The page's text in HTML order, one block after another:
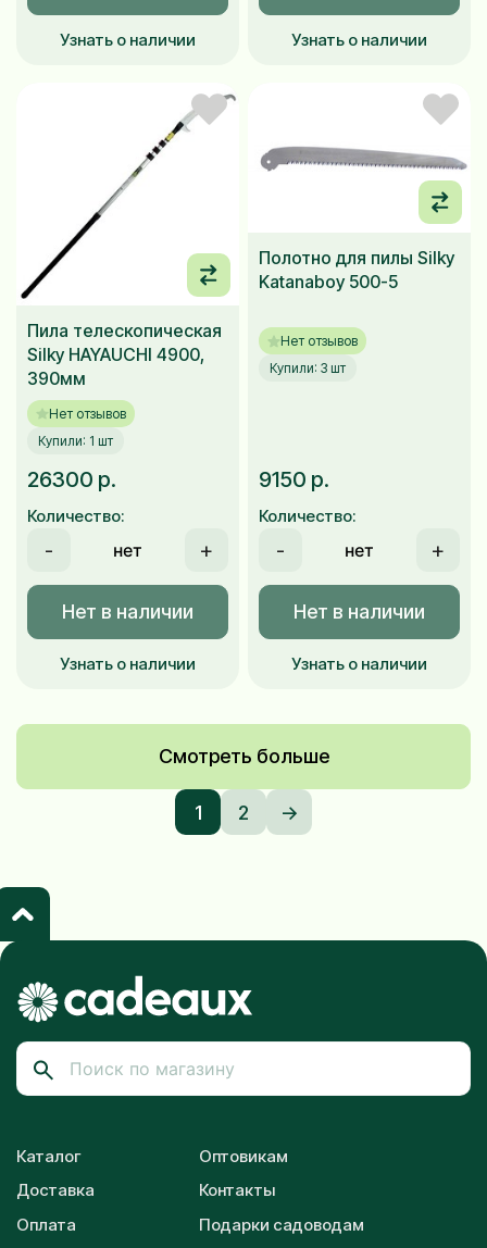
Узнать о наличии Узнать о наличии
Пила телескопическая
Silky HAYAUCHI 4900,
390мм
Нет отзывов
Купили: 1 шт
26300 р.
Количество:
- +
Нет в наличии
Узнать о наличии
Полотно для пилы Silky
Katanaboy 500-5
Нет отзывов
Купили: 3 шт
9150 р.
Количество:
- +
Нет в наличии
Узнать о наличии
Смотреть больше
1 2 ->
Каталог
Доставка
Оплата
Оптовикам
Контакты
Подарки садоводам